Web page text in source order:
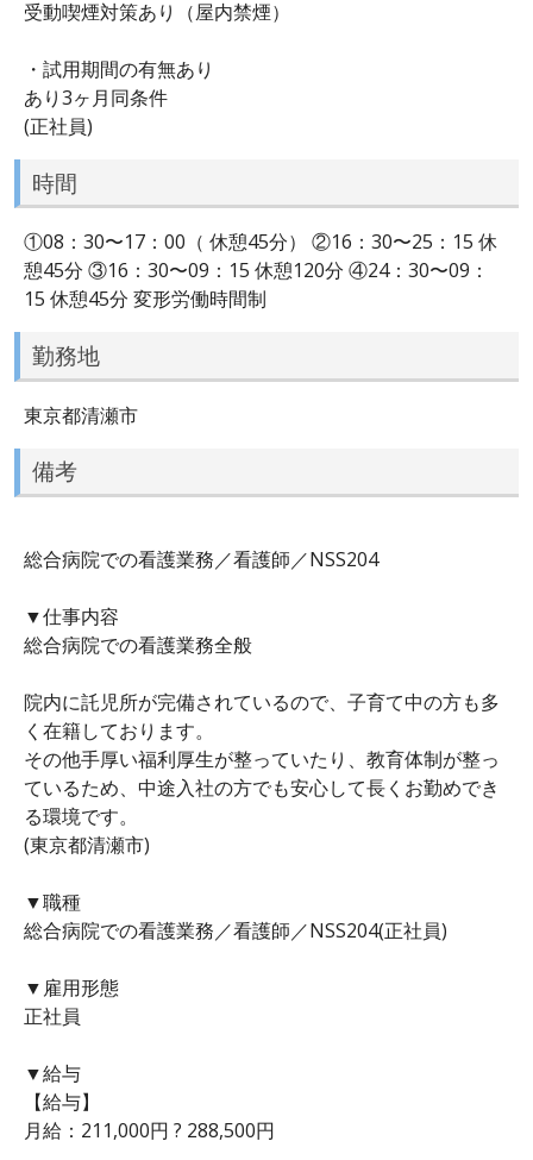
受動喫煙対策あり（屋内禁煙）
・試用期間の有無あり
あり3ヶ月同条件
(正社員)
時間
①08：30〜17：00（ 休憩45分） ②16：30〜25：15 休
憩45分 ③16：30〜09：15 休憩120分 ④24：30〜09：
15 休憩45分 変形労働時間制
勤務地
東京都清瀬市
備考
総合病院での看護業務／看護師／NSS204
▼仕事内容
総合病院での看護業務全般
院内に託児所が完備されているので、子育て中の方も多
く在籍しております。
その他手厚い福利厚生が整っていたり、教育体制が整っ
ているため、中途入社の方でも安心して長くお勤めでき
る環境です。
(東京都清瀬市)
▼職種
総合病院での看護業務／看護師／NSS204(正社員)
▼雇用形態
正社員
▼給与
【給与】
月給：211,000円 ? 288,500円